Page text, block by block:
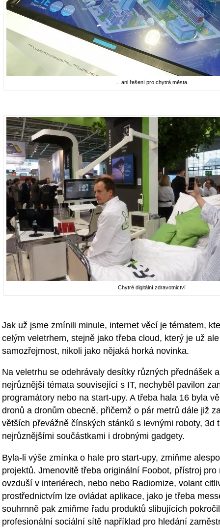
... ani řešení pro chytrá města.
Chytré digitální zdravotnictví
Jak už jsme zmínili minule, internet věcí je tématem,
celým veletrhem, stejně jako třeba cloud, který je už
samozřejmost, nikoli jako nějaká horká novinka.
Na veletrhu se odehrávaly desítky různých přednášek
nejrůznější témata související s IT, nechyběl pavilon
programátory nebo na start-upy. A třeba hala 16 byla
dronů a dronům obecně, přičemž o pár metrů dále již
větších převážně čínských stánků s levnými roboty, 3d
nejrůznějšími součástkami i drobnými gadgety.
Byla-li výše zmínka o hale pro start-upy, zmiňme
projektů. Jmenovitě třeba originální Foobot, přístroj pro
ovzduší v interiérech, nebo nebo Radiomize, volant
prostřednictvím lze ovládat aplikace, jako je třeba
souhrnně pak zmiňme řadu produktů slibujících
profesionální sociální sítě například pro hledání